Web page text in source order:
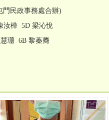
門民政事務處合辦)
汝樺 5D 梁沁悅
珊 6B 黎蓁蕎